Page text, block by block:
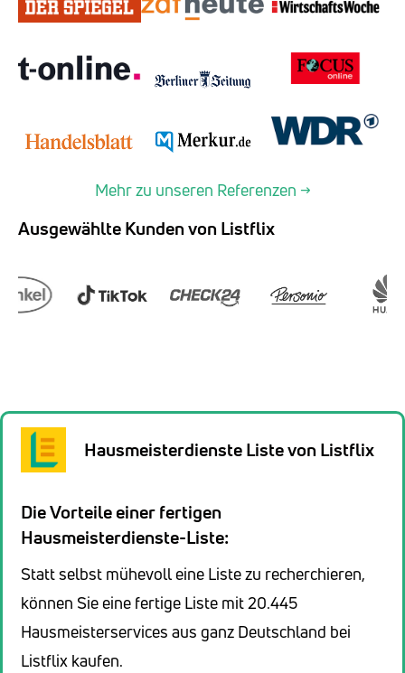
Mehr zu unseren Referenzen →
Ausgewählte Kunden von Listflix
Hausmeisterdienste Liste von Listflix
Die Vorteile einer fertigen
Hausmeisterdienste-Liste:
Statt selbst mühevoll eine Liste zu recherchieren,
können Sie eine fertige Liste mit 20.445
Hausmeisterservices aus ganz Deutschland bei
Listflix kaufen.